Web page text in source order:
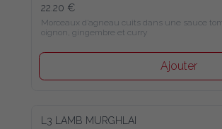
22.20 €
Morceaux d’agneau cuits dans une sauce tomate,
gingembre et curry
Ajouter
L3 LAMB MURGHLAI